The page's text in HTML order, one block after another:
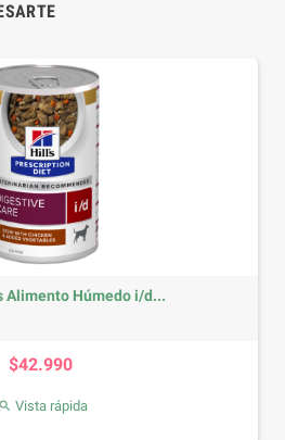
Alimento Húmedo i/d...
$42.990
 Vista rápida